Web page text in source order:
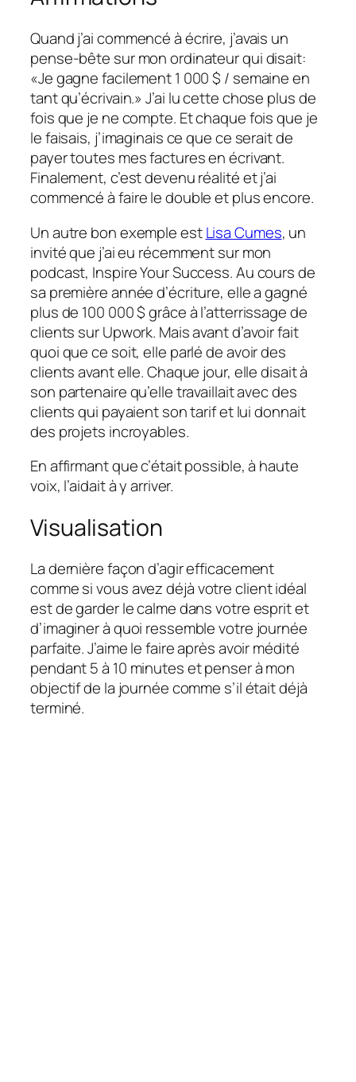
Quand j’ai commencé à écrire, j’avais un
pense-bête sur mon ordinateur qui disait:
«Je gagne facilement 1 000 $ / semaine en
tant qu’écrivain.» J’ai lu cette chose plus de
fois que je ne compte. Et chaque fois que je
le faisais, j’imaginais ce que ce serait de
payer toutes mes factures en écrivant.
Finalement, c’est devenu réalité et j’ai
commencé à faire le double et plus encore.
Un autre bon exemple estLisa Cumes, un
invité que j’ai eu récemment sur mon
podcast, Inspire Your Success. Au cours de
sa première année d’écriture, elle a gagné
plus de 100 000 $ grâce à l’atterrissage de
clients sur Upwork. Mais avant d’avoir fait
quoi que ce soit, elle parlé deavoir des
clients avant elle. Chaque jour, elle disait à
son partenaire qu’elle travaillait avec des
clients qui payaient son tarif et lui donnait
des projets incroyables.
En affirmant que c’était possible, à haute
voix, l’aidait à y arriver.
Visualisation
La dernière façon d’agir efficacement
comme sivous avez déjà votre client idéal
est de garder le calme dans votre esprit et
d’imaginer à quoi ressemble votre journée
parfaite. J’aime le faire après avoir médité
pendant 5 à 10 minutes et penser à mon
objectif de la journée comme s’il était déjà
terminé.